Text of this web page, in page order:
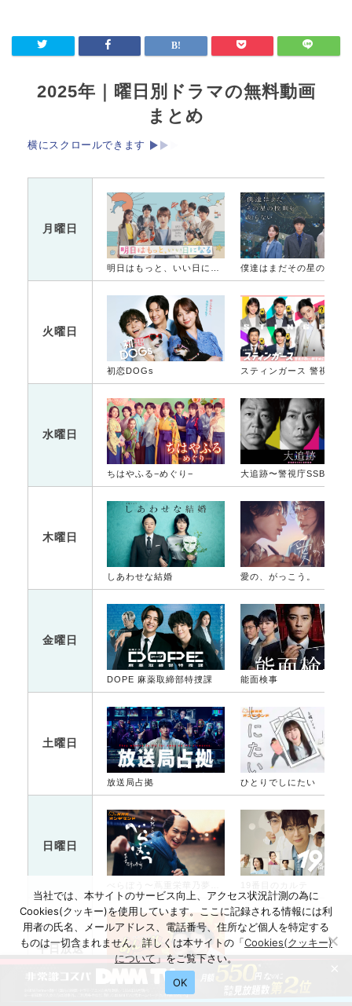
2025年｜曜日別ドラマの無料動画
まとめ
横にスクロールできます
月曜日
火曜日
初恋DOGs
水曜日
ちはやふる−めぐり−
木曜日
しあわせな結婚 愛の、がっこう。
金曜日
DOPE 麻薬取締部特捜課 能面検事
土曜日
放送局占拠 ひとりでしにたい
日曜日
平日放送
当社では、本サイトのサービス向上、アクセス状況計測の為に
Cookies(クッキー)を使用しています。ここに記録される情報には利
用者の氏名、メールアドレス、電話番号、住所など個人を特定する
ものは一切含まれません。詳しくは本サイトの「Cookies(クッキー)
について 」をご覧下さい。
OK